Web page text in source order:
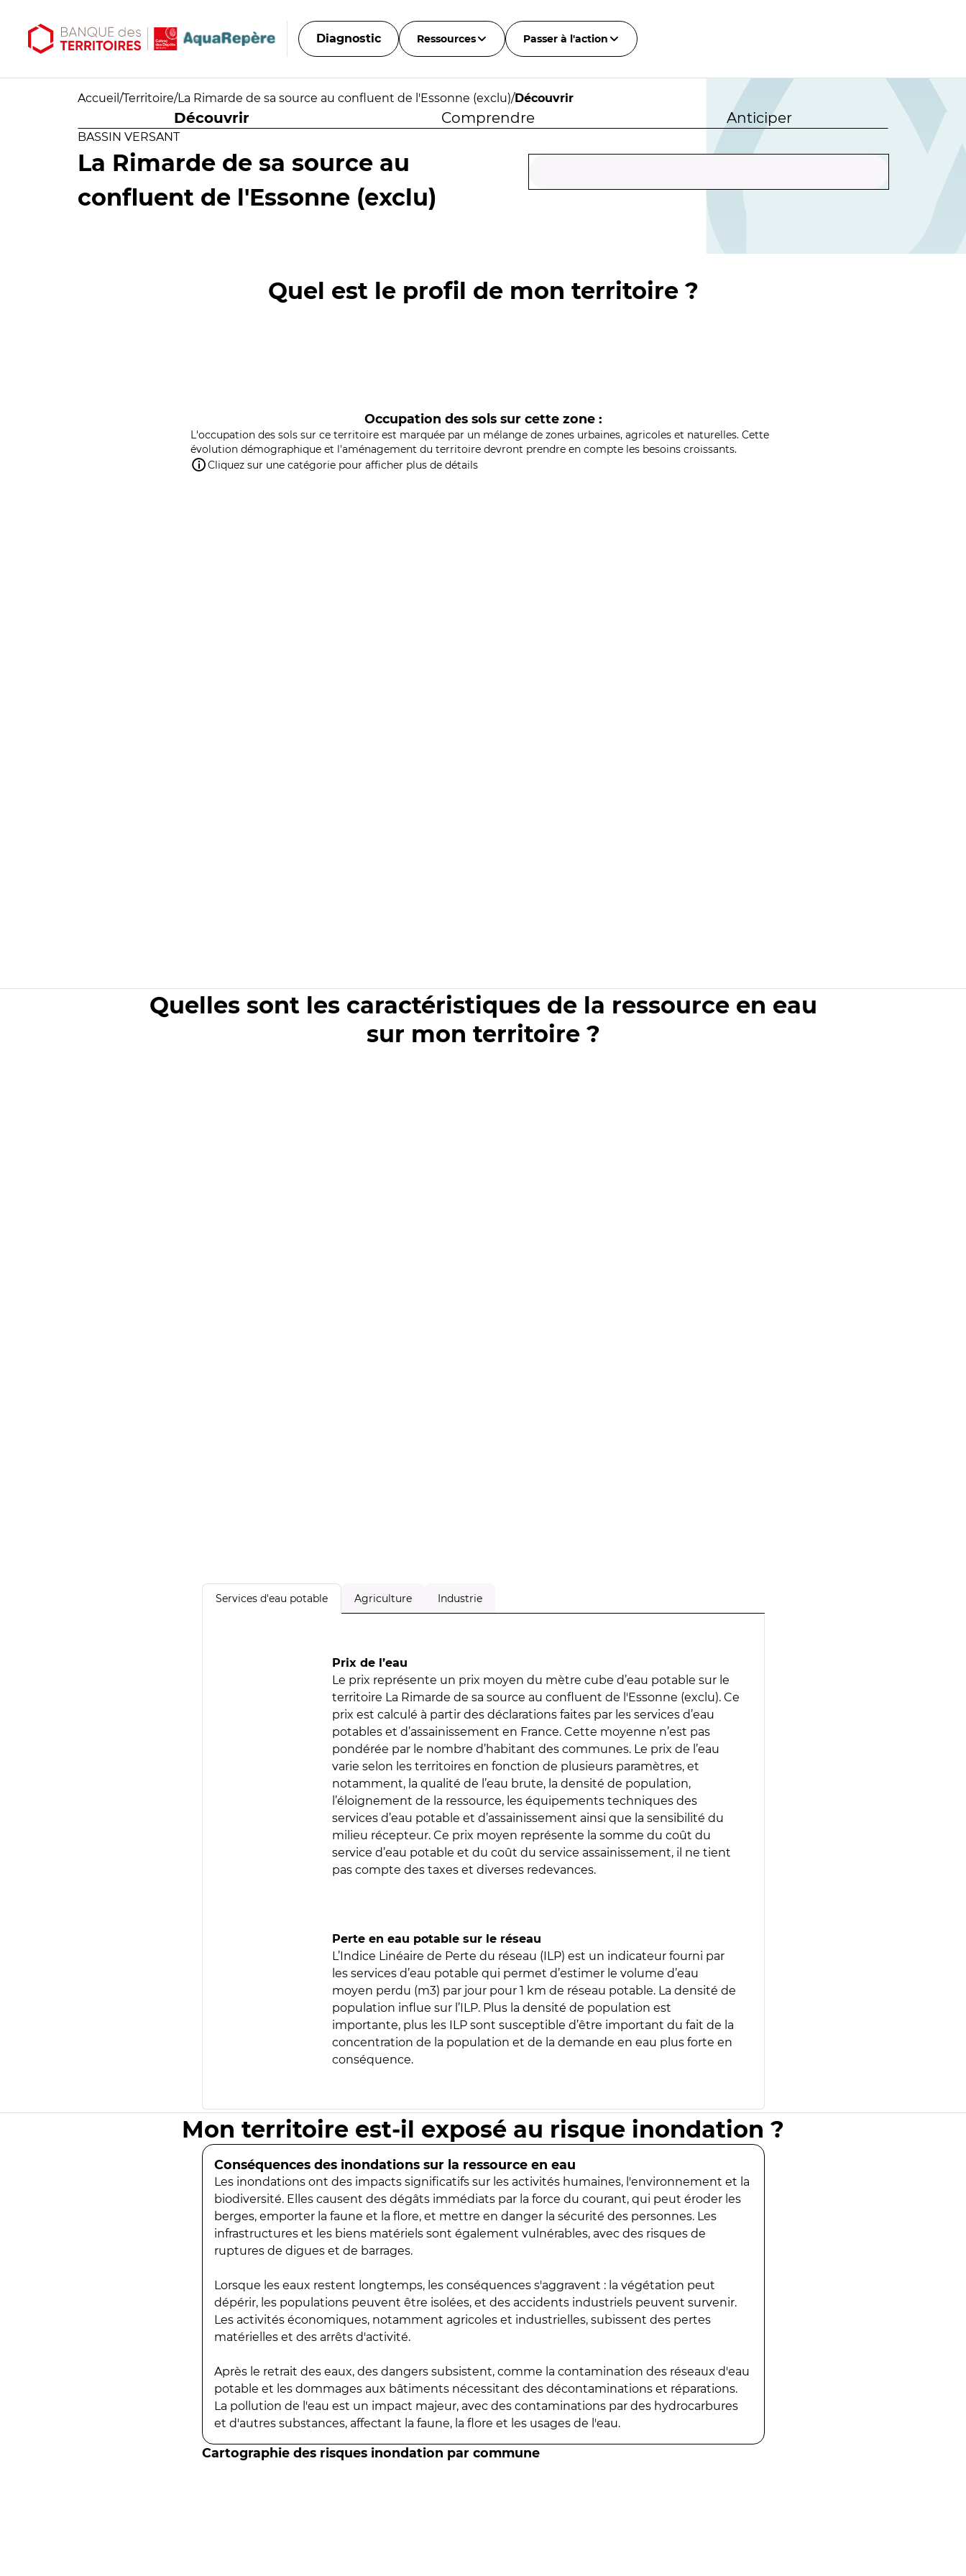
Diagnostic Ressources Passer à l'action
Accueil /Territoire/La Rimarde de sa source au confluent de l'Essonne (exclu)/Découvrir
Découvrir Comprendre Anticiper
BASSIN VERSANT
La Rimarde de sa source au
confluent de l'Essonne (exclu)
Quel est le profil de mon territoire ?
Occupation des sols sur cette zone :
L'occupation des sols sur ce territoire est marquée par un mélange de zones urbaines, agricoles et naturelles. Cette
évolution démographique et l'aménagement du territoire devront prendre en compte les besoins croissants.
Cliquez sur une catégorie pour afficher plus de détails
Quelles sont les caractéristiques de la ressource en eau
sur mon territoire ?
Services d'eau potable Agriculture Industrie
Prix de l’eau
Le prix représente un prix moyen du mètre cube d’eau potable sur le
territoire La Rimarde de sa source au confluent de l'Essonne (exclu). Ce
prix est calculé à partir des déclarations faites par les services d’eau
potables et d’assainissement en France. Cette moyenne n’est pas
pondérée par le nombre d’habitant des communes. Le prix de l’eau
varie selon les territoires en fonction de plusieurs paramètres, et
notamment, la qualité de l’eau brute, la densité de population,
l’éloignement de la ressource, les équipements techniques des
services d’eau potable et d’assainissement ainsi que la sensibilité du
milieu récepteur. Ce prix moyen représente la somme du coût du
service d’eau potable et du coût du service assainissement, il ne tient
pas compte des taxes et diverses redevances.
Perte en eau potable sur le réseau
L’Indice Linéaire de Perte du réseau (ILP) est un indicateur fourni par
les services d’eau potable qui permet d’estimer le volume d’eau
moyen perdu (m3) par jour pour 1 km de réseau potable. La densité de
population influe sur l’ILP. Plus la densité de population est
importante, plus les ILP sont susceptible d’être important du fait de la
concentration de la population et de la demande en eau plus forte en
conséquence.
Mon territoire est-il exposé au risque inondation ?
Conséquences des inondations sur la ressource en eau
Les inondations ont des impacts significatifs sur les activités humaines, l'environnement et la
biodiversité. Elles causent des dégâts immédiats par la force du courant, qui peut éroder les
berges, emporter la faune et la flore, et mettre en danger la sécurité des personnes. Les
infrastructures et les biens matériels sont également vulnérables, avec des risques de
ruptures de digues et de barrages.
Lorsque les eaux restent longtemps, les conséquences s'aggravent : la végétation peut
dépérir, les populations peuvent être isolées, et des accidents industriels peuvent survenir.
Les activités économiques, notamment agricoles et industrielles, subissent des pertes
matérielles et des arrêts d'activité.
Après le retrait des eaux, des dangers subsistent, comme la contamination des réseaux d'eau
potable et les dommages aux bâtiments nécessitant des décontaminations et réparations.
La pollution de l'eau est un impact majeur, avec des contaminations par des hydrocarbures
et d'autres substances, affectant la faune, la flore et les usages de l'eau.
Cartographie des risques inondation par commune